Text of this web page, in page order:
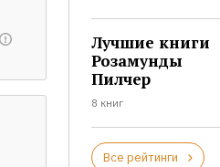
Лучшие книги
Розамунды
Пилчер
8 книг
Все рейтинги